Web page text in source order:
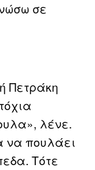
σε
Πετράκη
λένε.
να πουλάει
Τότε